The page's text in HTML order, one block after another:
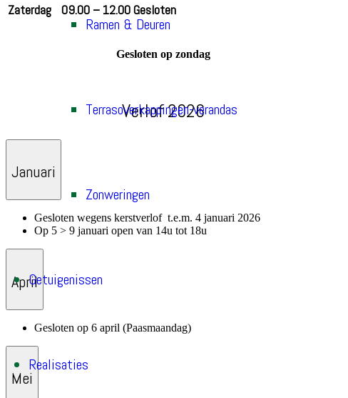
Ramen & Deuren
Terrasoverkappingen-verandas
Zonweringen
Getuigenissen
Realisaties
Zaterdag 09.00 – 12.00Gesloten
Gesloten op zondag
Verlof 2026
Januari
Gesloten wegens kerstverlof t.e.m. 4 januari 2026
Op 5 > 9 januari open van 14u tot 18u
April
Gesloten op 6 april (Paasmaandag)
Mei